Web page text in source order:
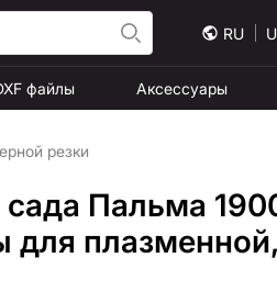
RU
файлы Аксессуары
резки
Пальма
для